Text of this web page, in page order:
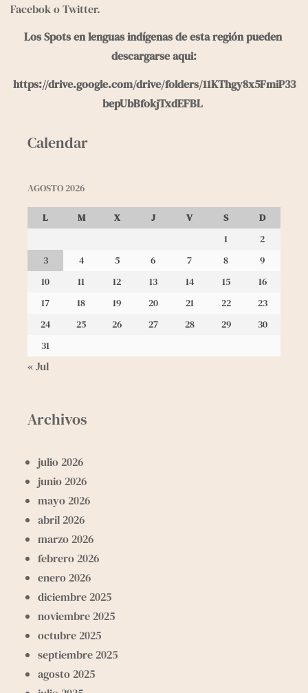
Facebok o Twitter.
Los Spots en lenguas indígenas de esta región pueden
descargarse aqui:
https://drive.google.com/drive/folders/11KThgy8x5FmiP33
bepUbBfokjTxdEFBL
Calendar
AGOSTO 2026
L M X J V S
D
1
2
3
4 5 6 7 8
9
10
11 12 13 14 15
16
17
18 19 20 21 22
23
24
25 26 27 28 29
30
31
« Jul
Archivos
julio 2026
junio 2026
mayo 2026
abril 2026
marzo 2026
febrero 2026
enero 2026
diciembre 2025
noviembre 2025
octubre 2025
septiembre 2025
agosto 2025